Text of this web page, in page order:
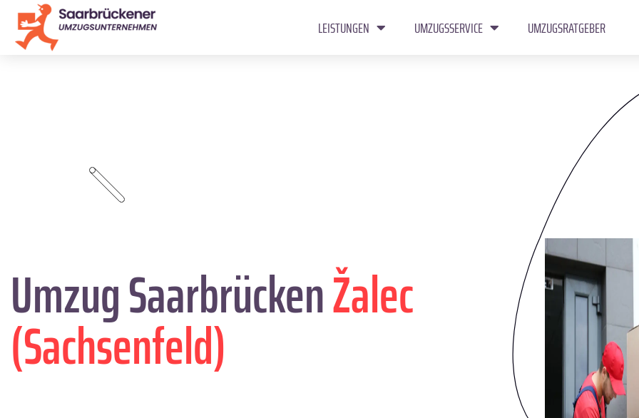
LEISTUNGEN UMZUGSSERVICE UMZUGSRATGEBER
Umzug SaarbrückenŽalec
(Sachsenfeld)